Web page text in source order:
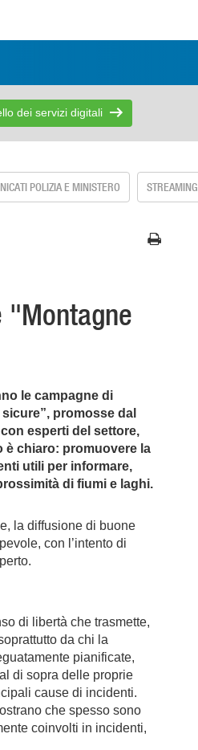
dei servizi digitali
POLIZIA E MINISTERO STREAMING
"Montagne
le campagne di
promosse dal
esperti del settore,
è chiaro: promuovere la
utili per informare,
di fiumi e laghi.
la diffusione di buone
con l’intento di
di libertà che trasmette,
da chi la
pianificate,
di sopra delle proprie
cause di incidenti.
che spesso sono
coinvolti in incidenti,